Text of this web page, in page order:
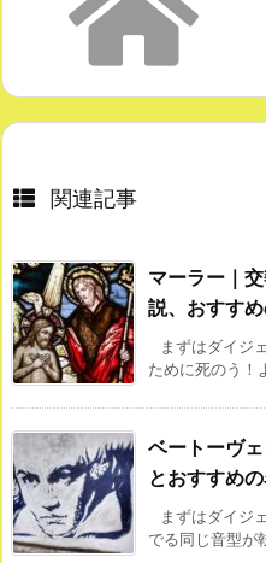
関連記事
マーラー｜
説、おすす
まずはダイジ
ために死のう！
ベートーヴ
とおすすめの
まずはダイジ
でる同じ音型が